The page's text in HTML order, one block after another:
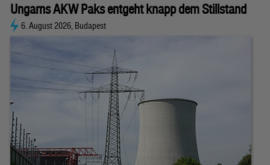
Ungarns AKW Paks entgeht knapp dem Stillstand
6. August 2026, Budapest